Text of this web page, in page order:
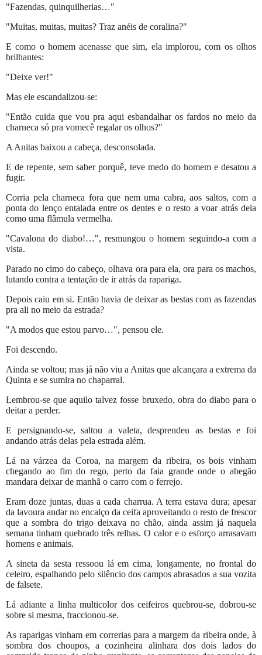
"Fazendas, quinquilherias…"
"Muitas, muitas, muitas? Traz anéis de coralina?"
E como o homem acenasse que sim, ela implorou, com os olhos
brilhantes:
"Deixe ver!"
Mas ele escandalizou-se:
"Então cuida que vou pra aqui esbandalhar os fardos no meio da
charneca só pra vomecê regalar os olhos?"
A Anitas baixou a cabeça, desconsolada.
E de repente, sem saber porquê, teve medo do homem e desatou a
fugir.
Corria pela charneca fora que nem uma cabra, aos saltos, com a
ponta do lenço entalada entre os dentes e o resto a voar atrás dela
como uma flâmula vermelha.
"Cavalona do diabo!…", resmungou o homem seguindo-a com a
vista.
Parado no cimo do cabeço, olhava ora para ela, ora para os machos,
lutando contra a tentação de ir atrás da rapariga.
Depois caiu em si. Então havia de deixar as bestas com as fazendas
pra ali no meio da estrada?
"A modos que estou parvo…", pensou ele.
Foi descendo.
Ainda se voltou; mas já não viu a Anitas que alcançara a extrema da
Quinta e se sumira no chaparral.
Lembrou-se que aquilo talvez fosse bruxedo, obra do diabo para o
deitar a perder.
E persignando-se, saltou a valeta, desprendeu as bestas e foi
andando atrás delas pela estrada além.
Lá na várzea da Coroa, na margem da ribeira, os bois vinham
chegando ao fim do rego, perto da faia grande onde o abegão
mandara deixar de manhã o carro com o ferrejo.
Eram doze juntas, duas a cada charrua. A terra estava dura; apesar
da lavoura andar no encalço da ceifa aproveitando o resto de frescor
que a sombra do trigo deixava no chão, ainda assim já naquela
semana tinham quebrado três relhas. O calor e o esforço arrasavam
homens e animais.
A sineta da sesta ressoou lá em cima, longamente, no frontal do
celeiro, espalhando pelo silêncio dos campos abrasados a sua vozita
de falsete.
Lá adiante a linha multicolor dos ceifeiros quebrou-se, dobrou-se
sobre si mesma, fraccionou-se.
As raparigas vinham em correrias para a margem da ribeira onde, à
sombra dos choupos, a cozinheira alinhara dos dois lados do